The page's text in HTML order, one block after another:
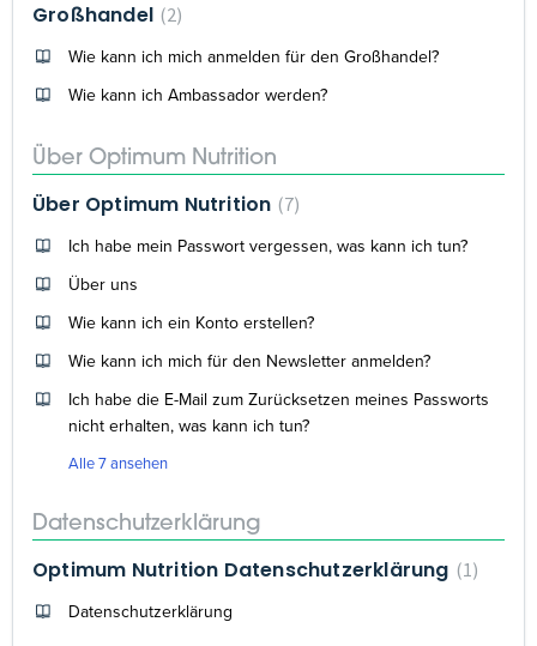
Großhandel 2
Wie kann ich mich anmelden für den Großhandel?
Wie kann ich Ambassador werden?
Über Optimum Nutrition
Über Optimum Nutrition 7
Ich habe mein Passwort vergessen, was kann ich tun?
Über uns
Wie kann ich ein Konto erstellen?
Wie kann ich mich für den Newsletter anmelden?
Ich habe die E-Mail zum Zurücksetzen meines Passworts
nicht erhalten, was kann ich tun?
Alle 7 ansehen
Datenschutzerklärung
Optimum Nutrition Datenschutzerklärung
1
Datenschutzerklärung